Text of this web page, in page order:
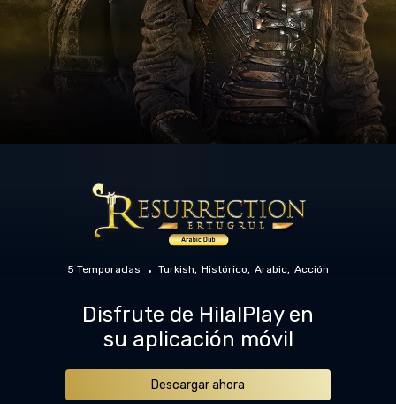
5 Temporadas Turkish Histórico Arabic Acción
Disfrute de HilalPlay en
su aplicación móvil
Descargar ahora